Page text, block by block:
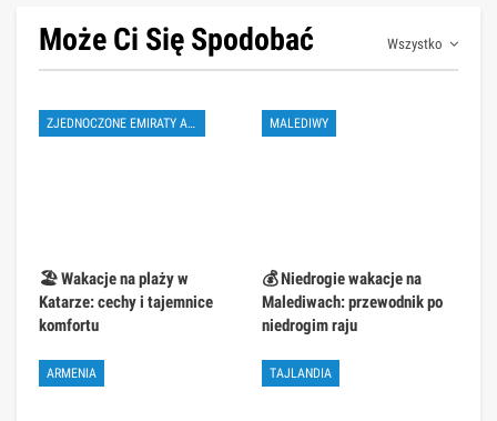
Wszystko
Może Ci Się Spodobać
ZJEDNOCZONE EMIRATY ARABSKIE
🏖️ Wakacje na plaży w
Katarze: cechy i tajemnice
komfortu
MALEDIWY
💰 Niedrogie wakacje na
Malediwach: przewodnik po
niedrogim raju
ARMENIA TAJLANDIA